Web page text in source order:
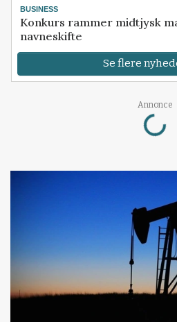
BUSINESS
Konkurs rammer midtjysk
navneskifte
Se flere
Annonce
Loading...